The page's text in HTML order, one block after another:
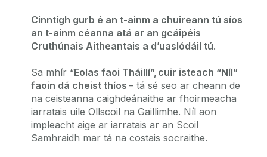
Cinntigh gurb é an t-ainm a chuireann tú síos
an t-ainm céanna atá ar an gcáipéis
Cruthúnais Aitheantais a d’uaslódáil tú.
Sa mhír “Eolas faoi Tháillí”, cuir isteach “Níl”
faoin dá cheist thíos – tá sé seo ar cheann de
na ceisteanna caighdeánaithe ar fhoirmeacha
iarratais uile Ollscoil na Gaillimhe. Níl aon
impleacht aige ar iarratais ar an Scoil
Samhraidh mar tá na costais socraithe.